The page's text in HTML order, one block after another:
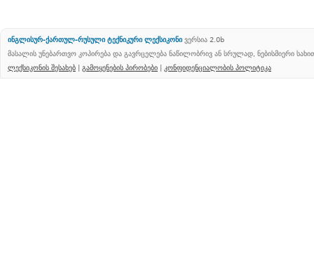
ინგლისურ-ქართულ-რუსული ტექნიკური ლექსიკონი ვერსია 2.0b
მასალის უნებართვო კოპირება და გავრცელება ნაწილობრივ ან სრულად, ნებისმიერი
ლექსიკონის შესახებ | გამოყენების პირობები | კონფიდენციალობის პოლიტიკა